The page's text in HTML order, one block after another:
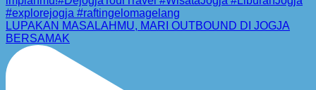
LUPAKAN MASALAHMU, MARI OUTBOUND DI JOGJA
BERSAMAK